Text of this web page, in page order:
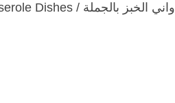
أواني الخبز بالجملة / Rectangular Baking Dish Wholesale, Custom Casserole Dishes